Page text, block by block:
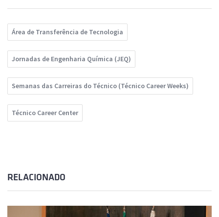
Área de Transferência de Tecnologia
Jornadas de Engenharia Química (JEQ)
Semanas das Carreiras do Técnico (Técnico Career Weeks)
Técnico Career Center
RELACIONADO